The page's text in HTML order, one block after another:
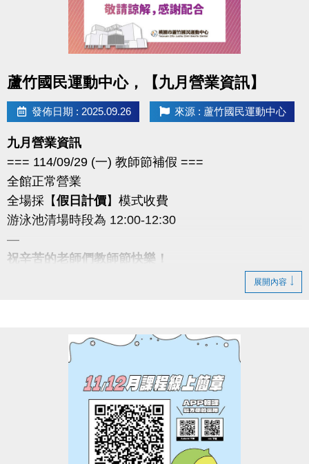
蘆竹國民運動中心，【九月營業資訊】
發佈日期 : 2025.09.26 來源 : 蘆竹國民運動中心
九月營業資訊
=== 114/09/29 (一) 教師節補假 ===
全館正常營業
全場採【假日計價】模式收費
游泳池清場時段為 12:00-12:30
—
祝辛苦的老師們教師節快樂！
若有相關問題歡迎撥打 ☎ 03-2639066 #111 客服部
展開內容